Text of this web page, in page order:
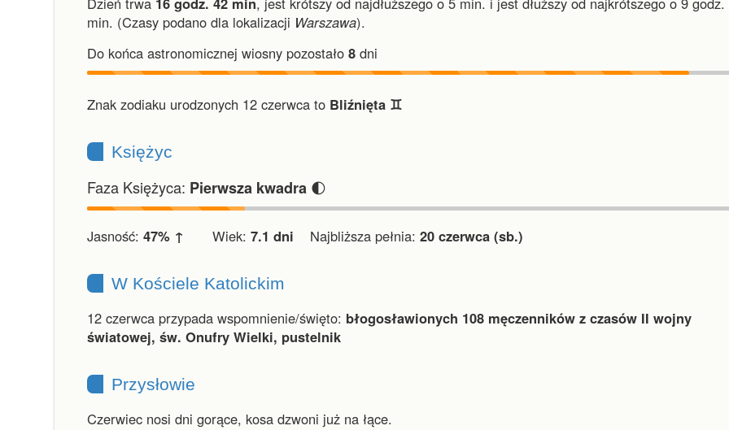
min. (Czasy podano dla lokalizacji Warszawa).
Do końca astronomicznej wiosny pozostało 8 dni
Znak zodiaku urodzonych 12 czerwca to Bliźnięta ♊︎
Księżyc
Faza Księżyca: Pierwsza kwadra 🌓
Jasność: 47% ↑ Wiek: 7.1 dni Najbliższa pełnia: 20 czerwca (sb.)
W Kościele Katolickim
12 czerwca przypada wspomnienie/święto: błogosławionych 108 męczenników z czasów II wojny
światowej, św. Onufry Wielki, pustelnik
Przysłowie
Czerwiec nosi dni gorące, kosa dzwoni już na łące.